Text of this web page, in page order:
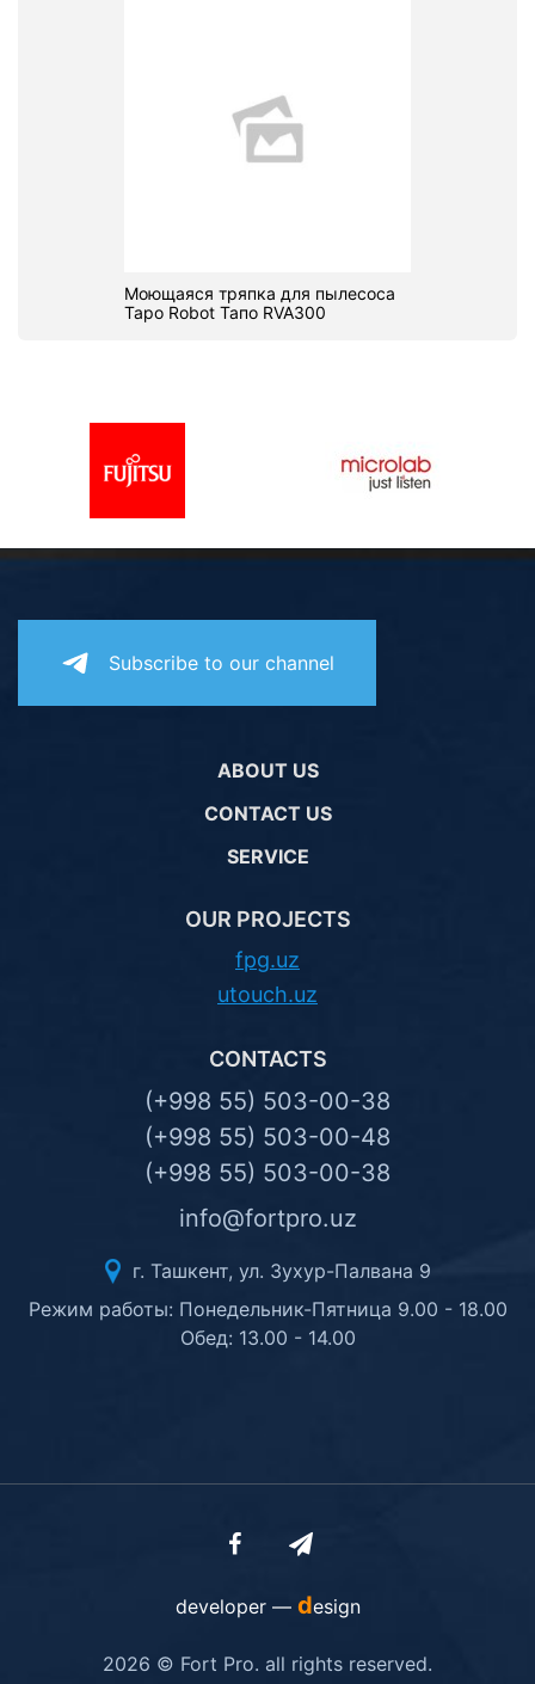
Моющаяся тряпка для пылесоса
Tapo Robot Тапо RVA300
Subscribe to our channel
ABOUT US
CONTACT US
SERVICE
OUR PROJECTS
fpg.uz
utouch.uz
CONTACTS
(+998 55) 503-00-38
(+998 55) 503-00-48
(+998 55) 503-00-38
info@fortpro.uz
г. Ташкент, ул. Зухур-Палвана 9
Режим работы: Понедельник-Пятница 9.00 - 18.00
Обед: 13.00 - 14.00
developer — design
2026 © Fort Pro. all rights reserved.